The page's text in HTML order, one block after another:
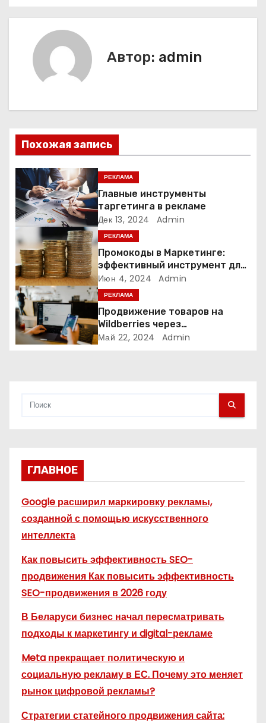
в
ц
и
я
п
о
з
а
п
и
с
Автор: admin
Похожая запись
РЕКЛАМА
Главные инструменты
таргетинга в рекламе
Дек 13, 2024 Admin
РЕКЛАМА
Промокоды в Маркетинге:
эффективный инструмент для
увеличения продаж и
привлечения клиентов
Июн 4, 2024 Admin
РЕКЛАМА
Продвижение товаров на
Wildberries через
Яндекс.Директ в 2024 году:
Май 22, 2024 Admin
ГЛАВНОЕ
Google расширил маркировку рекламы,
созданной с помощью искусственного
интеллекта
Как повысить эффективность SEO-
продвижения Как повысить эффективность
SEO-продвижения в 2026 году
В Беларуси бизнес начал пересматривать
подходы к маркетингу и digital-рекламе
Meta прекращает политическую и
социальную рекламу в ЕС. Почему это меняет
рынок цифровой рекламы?
Стратегии статейного продвижения сайта: